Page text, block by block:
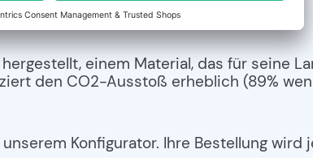
einem Material, das für seine
den CO2-Ausstoß erheblich (89%
Konfigurator. Ihre Bestellung